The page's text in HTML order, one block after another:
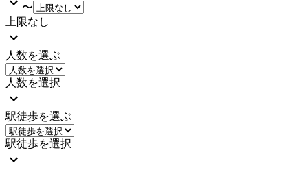
〜
上限なし
人数を選ぶ
人数を選択
駅徒歩を選ぶ
駅徒歩を選択